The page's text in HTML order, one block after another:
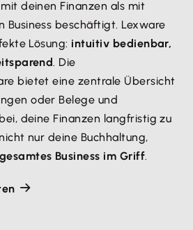
deinen Finanzen als mit
Business beschäftigt. Lexware
Lösung: intuitiv bedienbar,
. Die
bietet eine zentrale Übersicht
oder Belege und
deine Finanzen langfristig zu
nur deine Buchhaltung,
Business im Griff.